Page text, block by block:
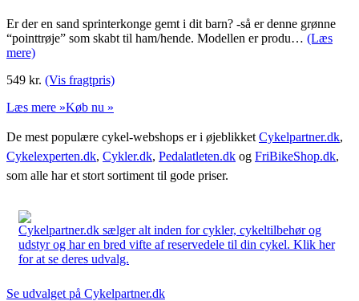
Er der en sand sprinterkonge gemt i dit barn? -så er denne grønne
“pointtrøje” som skabt til ham/hende. Modellen er produ… (Læs
mere)
549 kr. (Vis fragtpris)
Læs mere »Køb nu »
De mest populære cykel-webshops er i øjeblikket Cykelpartner.dk,
Cykelexperten.dk, Cykler.dk, Pedalatleten.dk og FriBikeShop.dk,
som alle har et stort sortiment til gode priser.
Cykelpartner.dk sælger alt inden for cykler, cykeltilbehør og
udstyr og har en bred vifte af reservedele til din cykel. Klik her
for at se deres udvalg.
Se udvalget på Cykelpartner.dk